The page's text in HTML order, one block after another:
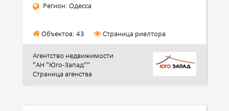
Регион: Одесса
Объектов: 43 Страница риелтора
Агентство недвижимости
"АН "Юго-Запад""
Страница агенства